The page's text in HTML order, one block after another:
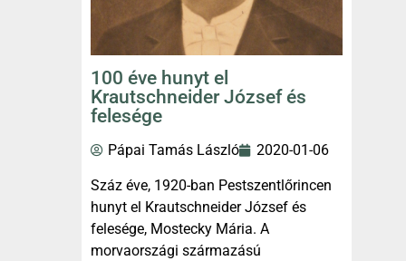
100 éve hunyt el
Krautschneider József és
felesége
Pápai Tamás László 2020-01-06
Száz éve, 1920-ban Pestszentlőrincen
hunyt el Krautschneider József és
felesége, Mostecky Mária. A
morvaországi származású